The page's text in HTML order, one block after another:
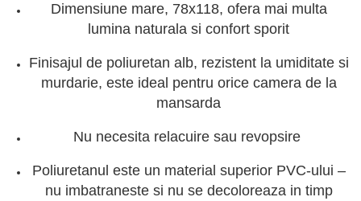
Dimensiune mare, 78x118, ofera mai multa
lumina naturala si confort sporit
Finisajul de poliuretan alb, rezistent la umiditate si
murdarie, este ideal pentru orice camera de la
mansarda
Nu necesita relacuire sau revopsire
Poliuretanul este un material superior PVC-ului –
nu imbatraneste si nu se decoloreaza in timp